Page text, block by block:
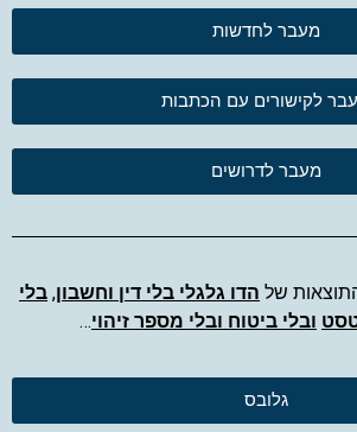
מעבר לחדשות
לקישורים עם הכתבות
מעבר לדרושים
של הדו גלגלי בלי דין וחשבון, בלי
ובלי ביטוח ובלי מספר זיהוי…
גלובס